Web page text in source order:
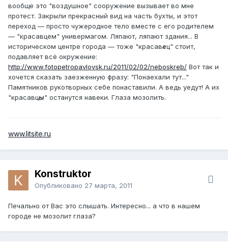
вообще это "воздушное" сооружение вызывает во мне
протест. Закрыли прекрасный вид на часть бухты, и этот
переход — просто чужеродное тело вместе с его родителем
— "красавцем" универмагом. Ляпают, ляпают здания... В
историческом центре города — тоже "красавец" стоит,
подавляет всё окружение:
http://www.fotopetropavlovsk.ru/2011/02/02/neboskreb/ Вот так и
хочется сказать заезженную фразу: "Понаехали тут..."
Памятников рукотворных себе понаставили. А ведь уедут! А их
"красавцы" останутся навеки. Глаза мозолить.
www.litsite.ru
Konstruktor
Опубликовано 27 марта, 2011
Печально от Вас это слышать. Интересно... а что в нашем
городе не мозолит глаза?